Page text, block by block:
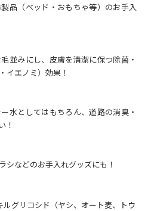
品（ベッド・おもちゃ等）のお手入
並みにし、皮膚を清潔に保つ除菌・
イエノミ）効果！
水としてはもちろん、道路の消臭・
！
シなどのお手入れグッズにも！
グリコシド（ヤシ、オート麦、トウ